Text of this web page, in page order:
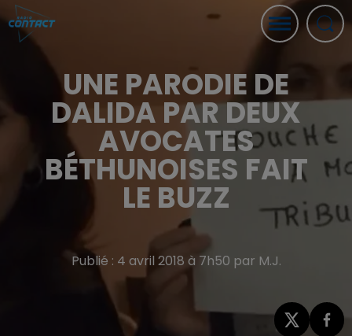
UNE PARODIE DE
DALIDA PAR DEUX
AVOCATES
BÉTHUNOISES FAIT
LE BUZZ
Publié : 4 avril 2018 à 7h50 par M.J.